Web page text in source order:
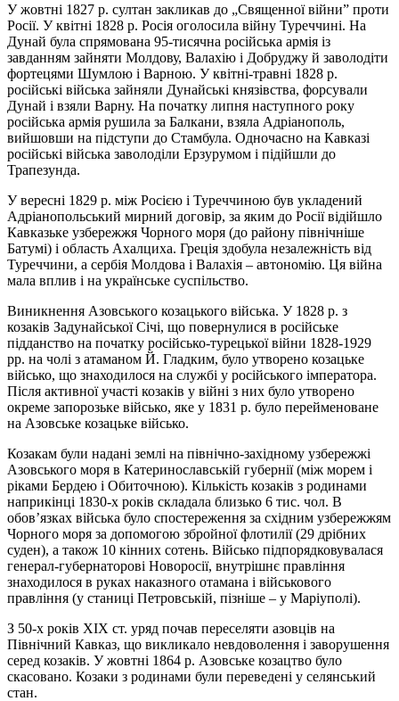
У жовтні 1827 р. султан закликав до „Священної війни” проти
Росії. У квітні 1828 р. Росія оголосила війну Туреччині. На
Дунай була спрямована 95-тисячна російська армія із
завданням зайняти Молдову, Валахію і Добруджу й заволодіти
фортецями Шумлою і Варною. У квітні-травні 1828 р.
російські війська зайняли Дунайські князівства, форсували
Дунай і взяли Варну. На початку липня наступного року
російська армія рушила за Балкани, взяла Адріанополь,
вийшовши на підступи до Стамбула. Одночасно на Кавказі
російські війська заволоділи Ерзурумом і підійшли до
Трапезунда.
У вересні 1829 р. між Росією і Туреччиною був укладений
Адріанопольський мирний договір, за яким до Росії відійшло
Кавказьке узбережжя Чорного моря (до району північніше
Батумі) і область Ахалциха. Греція здобула незалежність від
Туреччини, а сербія Молдова і Валахія – автономію. Ця війна
мала вплив і на українське суспільство.
Виникнення Азовського козацького війська. У 1828 р. з
козаків Задунайської Січі, що повернулися в російське
підданство на початку російсько-турецької війни 1828-1929
рр. на чолі з атаманом Й. Гладким, було утворено козацьке
військо, що знаходилося на службі у російського імператора.
Після активної участі козаків у війні з них було утворено
окреме запорозьке військо, яке у 1831 р. було перейменоване
на Азовське козацьке військо.
Козакам були надані землі на північно-західному узбережжі
Азовського моря в Катеринославській губернії (між морем і
ріками Бердею і Обиточною). Кількість козаків з родинами
наприкінці 1830-х років складала близько 6 тис. чол. В
обов’язках війська було спостереження за східним узбережжям
Чорного моря за допомогою збройної флотилії (29 дрібних
суден), а також 10 кінних сотень. Військо підпорядковувалася
генерал-губернаторові Новоросії, внутрішнє правління
знаходилося в руках наказного отамана і військового
правління (у станиці Петровській, пізніше – у Маріуполі).
З 50-х років ХІХ ст. уряд почав переселяти азовців на
Північний Кавказ, що викликало невдоволення і заворушення
серед козаків. У жовтні 1864 р. Азовське козацтво було
скасовано. Козаки з родинами були переведені у селянський
стан.